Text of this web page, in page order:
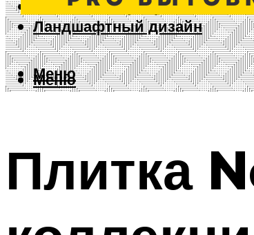
Дизайн интерьера
Ландшафтный дизайн
Меню
Меню
Плитка